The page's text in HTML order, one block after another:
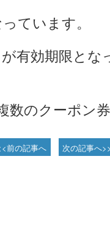
ています。
有効期限と
数のクーポン
前の記事へ 次の記事へ